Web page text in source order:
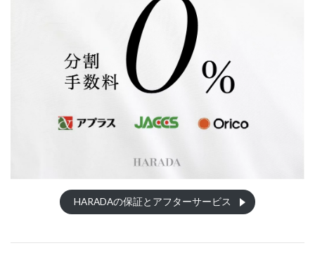
HARADAの保証とアフターサービス